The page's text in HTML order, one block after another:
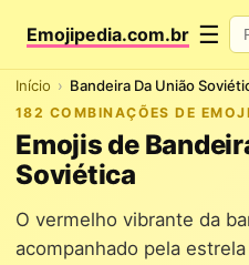
Emojipedia.com.br ☰
Início Bandeira Da União
182 COMBINAÇÕES DE
Emojis de
Soviética
O vermelho vibrante da
acompanhado pela